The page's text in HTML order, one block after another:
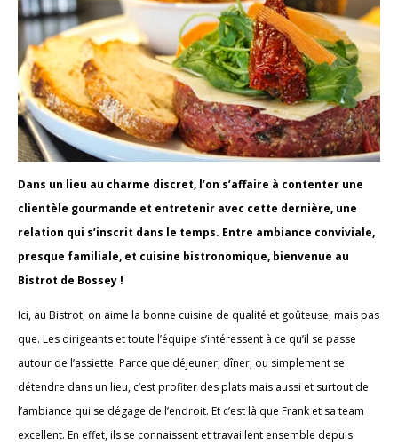
Dans un lieu au charme discret, l’on s’affaire à contenter une
clientèle gourmande et entretenir avec cette dernière, une
relation qui s’inscrit dans le temps. Entre ambiance conviviale,
presque familiale, et cuisine bistronomique, bienvenue au
Bistrot de Bossey !
Ici, au Bistrot, on aime la bonne cuisine de qualité et goûteuse, mais pas
que. Les dirigeants et toute l’équipe s’intéressent à ce qu’il se passe
autour de l’assiette. Parce que déjeuner, dîner, ou simplement se
détendre dans un lieu, c’est profiter des plats mais aussi et surtout de
l’ambiance qui se dégage de l’endroit. Et c’est là que Frank et sa team
excellent. En effet, ils se connaissent et travaillent ensemble depuis